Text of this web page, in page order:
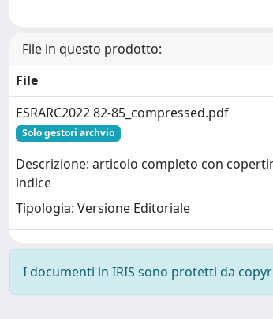
File in questo prodotto:
File
ESRARC2022 82-85_compressed.pdf
Solo gestori archvio
Descrizione: articolo completo con
indice
Tipologia: Versione Editoriale
I documenti in IRIS sono protetti da